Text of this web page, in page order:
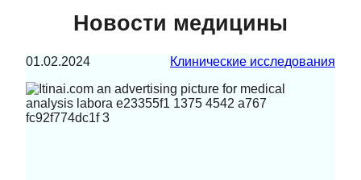
Новости медицины
01.02.2024 Клинические исследования